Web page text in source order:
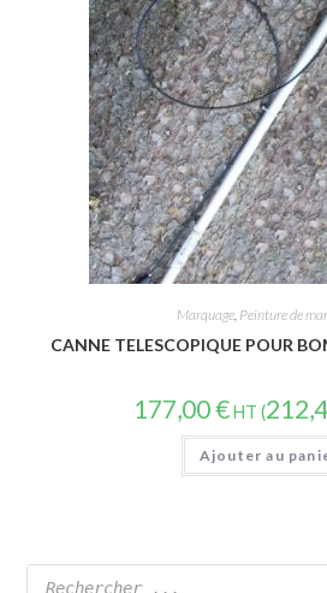
Marquage, Peinture de
CANNE TELESCOPIQUE POUR
177,00€HT (
Ajouter au